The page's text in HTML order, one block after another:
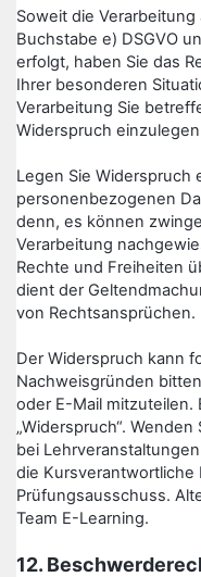
Soweit die
Buchstabe e) DSGVO
erfolgt, haben Sie das
Ihrer besonderen
Verarbeitung Sie
Widerspruch einzulegen
Legen Sie Widerspruch
personenbezogenen
denn, es können
Verarbeitung
Rechte und Freiheiten
dient der
von Rechtsansprüchen.
Der Widerspruch kann
Nachweisgründen
oder E-Mail
„Widerspruch“.
bei
die Kursverantwortliche
Prüfungsausschuss.
Team E-Learning.
12.